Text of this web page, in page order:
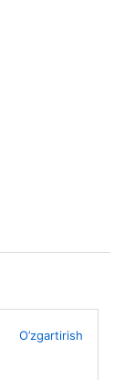
O’zgartirish